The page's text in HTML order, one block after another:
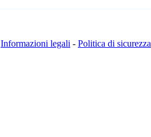
Informazioni legali - Politica di sicurezza